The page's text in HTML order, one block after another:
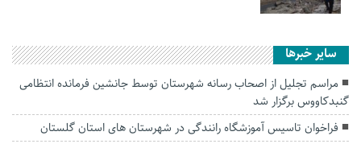
سایر خبرها
مراسم تجلیل از اصحاب رسانه شهرستان توسط جانشین فرمانده انتظامی
گنبدکاووس برگزار شد
فراخوان تاسيس آموزشگاه رانندگی در شهرستان های استان گلستان